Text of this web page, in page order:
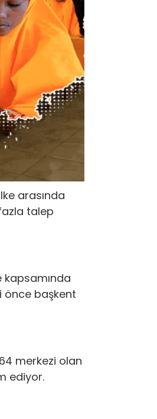
arasında
talep
kapsamında
önce başkent
merkezi olan
ediyor.